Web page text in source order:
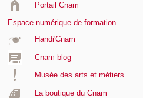
Portail Cnam
Espace numérique de formation
Handi'Cnam
Cnam blog
Musée des arts et métiers
La boutique du Cnam